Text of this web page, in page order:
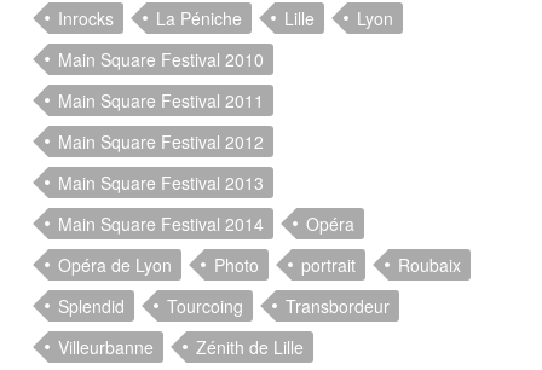
Inrocks
La Péniche Lille
Lyon
Main Square Festival 2010
Main Square Festival 2011
Main Square Festival 2012
Main Square Festival 2013
Main Square Festival 2014
Opéra
Opéra de Lyon
Photo portrait
Roubaix
Splendid
Tourcoing
Transbordeur
Villeurbanne
Zénith de Lille